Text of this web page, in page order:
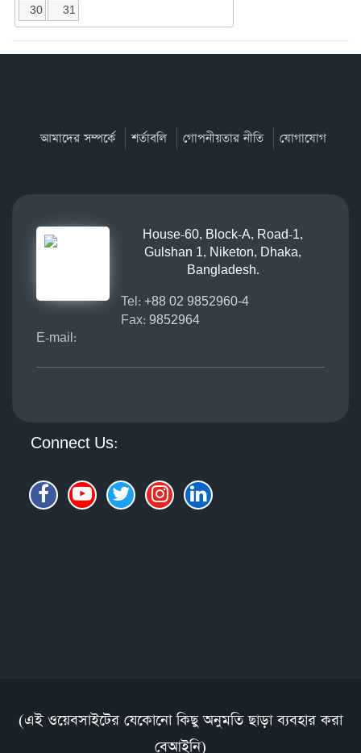
30
31
আমাদের সম্পর্কে শর্তাবলি গোপনীয়তার নীতি যোগাযোগ
House-60, Block-A, Road-1,
Gulshan 1, Niketon, Dhaka,
Bangladesh.
Tel: +88 02 9852960-4
Fax: 9852964
E-mail:
Connect Us:
(এই ওয়েবসাইটের যেকোনো কিছু অনুমতি ছাড়া ব্যবহার করা
বেআইনি)